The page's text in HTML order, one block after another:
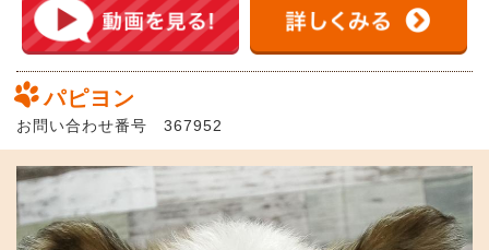
パピヨン
お問い合わせ番号 367952